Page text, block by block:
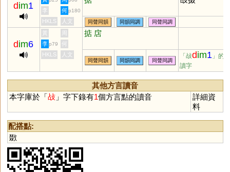
dim1 李 何 p180
HKLS 人文 同聲同韻 同韻同調 同聲同調
dim6
黃 周 掂 扂
李 p79
何
HKLS
人文
同聲同韻 同韻同調 同聲同調
「敁dim1 」的
讀字
其他方言讀音
本字庫於「敁」字下錄有1個方言點的讀音
詳細資
料
配搭點:
敪